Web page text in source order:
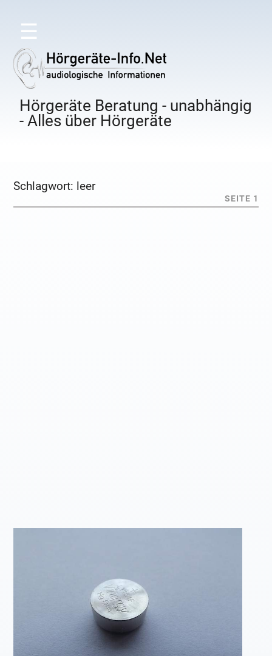
☰
Hörgeräte Beratung - unabhängig
- Alles über Hörgeräte
Schlagwort: leer
SEITE 1